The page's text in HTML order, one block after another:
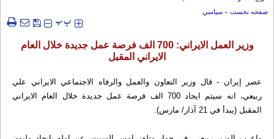
صفحه نخست » سياسي
‍‍‍ پپ
وزير العمل الايراني: 700 الف فرصة عمل جديدة خلال العام
الايراني المقبل
عصر إيران - قال وزير التعاون والعمل والرفاه الاجتماعي الايراني علي
ربيعي، انه سيتم ايجاد 700 الف فرصة عمل جديدة خلال العام الايراني
المقبل (يبدأ في 21 آذار/ مارس).